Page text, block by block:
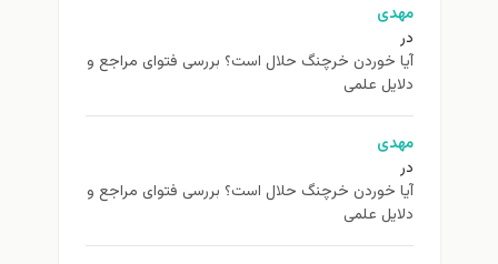
مهدی
در
آیا خوردن خرچنگ حلال است؟ بررسی فتوای مراجع و
دلایل علمی
مهدی
در
آیا خوردن خرچنگ حلال است؟ بررسی فتوای مراجع و
دلایل علمی